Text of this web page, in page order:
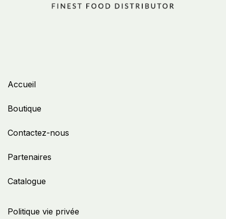
Politique vie privée
Accueil
Boutique
Contactez-nous
Partenaires
Catalogue